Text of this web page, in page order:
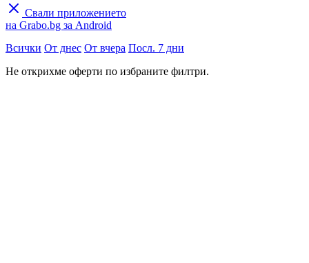
Свали приложението
на Grabo.bg за Android
Всички От днес От вчера Посл. 7 дни
Не открихме оферти по избраните филтри.